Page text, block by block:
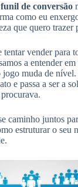
de conversão
como eu
que quero trazer
tentar vender para
a entender
jogo muda de
e passa a ser a
caminho juntos
estruturar o seu